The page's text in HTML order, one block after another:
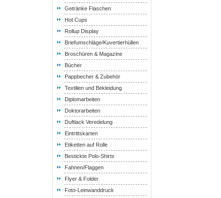
Getränke Flaschen
Hot Cups
Rollup Display
Briefumschläge/Kuvertierhüllen
Broschüren & Magazine
Bücher
Pappbecher & Zubehör
Textilien und Bekleidung
Diplomarbeiten
Doktorarbeiten
Duftlack Veredelung
Eintrittskarten
Etiketten auf Rolle
Bestickte Polo-Shirts
Fahnen/Flaggen
Flyer & Folder
Foto-Leinwanddruck